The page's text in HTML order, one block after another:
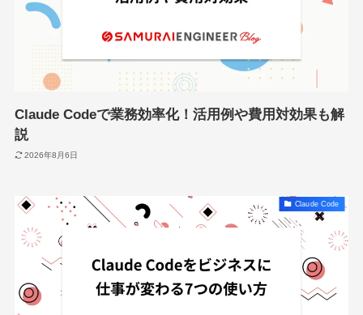
Claude Codeで業務効率化！活用例や費用対効果も解
説
2026年8月6日
Claude Code